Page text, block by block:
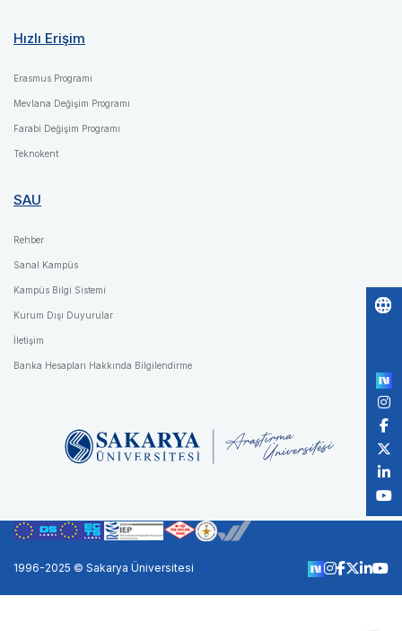
Hızlı Erişim
Erasmus Programı
Mevlana Değişim Programı
Farabi Değişim Programı
Teknokent
SAU
Rehber
Sanal Kampüs
Kampüs Bilgi Sistemi
Kurum Dışı Duyurular
İletişim
Banka Hesapları Hakkında Bilgilendirme
1996-2025 © Sakarya Üniversitesi